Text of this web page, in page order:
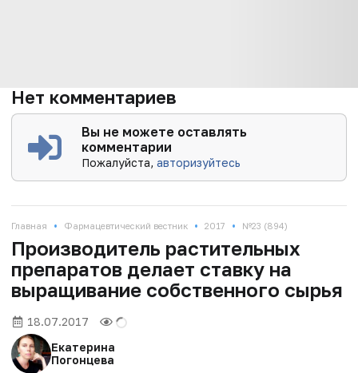
Нет комментариев
Вы не можете оставлять
комментарии
Пожалуйста,авторизуйтесь
Главная • Фармацевтический вестник • 2017 • №23 (894)
Производитель растительных
препаратов делает ставку на
выращивание собственного сырья
18.07.2017
Екатерина
Погонцева